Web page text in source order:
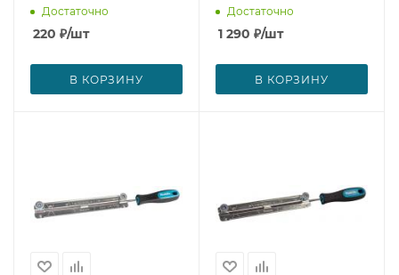
Достаточно
220 ₽/шт
В КОРЗИНУ
Достаточно
1 290 ₽/шт
В КОРЗИНУ